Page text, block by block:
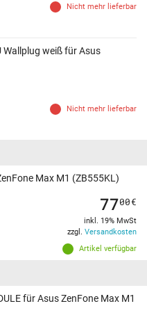
Nicht mehr lieferbar
Wallplug weiß für Asus
Nicht mehr lieferbar
Max M1 (ZB555KL)
Artikel verfügbar
7700€
inkl. 19% MwSt
zzgl. Versandkosten
für Asus ZenFone Max M1